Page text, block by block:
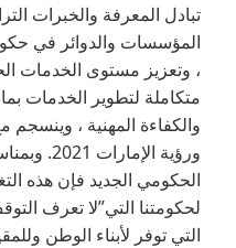
تبادل المعرفة والخبرات
المؤسسات والدوائر في
، وتعزيز مستوى الخدمات
متكاملة لتطوير الخدمات
والكفاءة المهنية ، وينسجم
ورؤية
الحكومي الجديد فإن هذه
لحكومتنا التي”لا تعرف
التي توفر لأبناء الوطن